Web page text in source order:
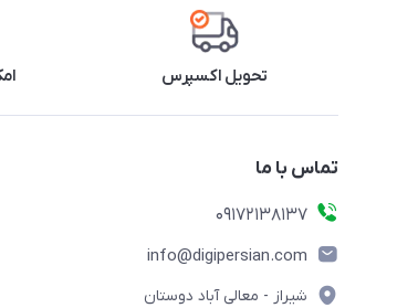
تحویل اکسپرس
تماس با ما
09172138137
info@digipersian.com
شیراز - معالی آباد دوستان